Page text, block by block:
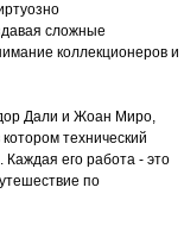
сложные
коллекционеров и
Дали и Жоан Миро,
технический
Каждая его работа - это
по